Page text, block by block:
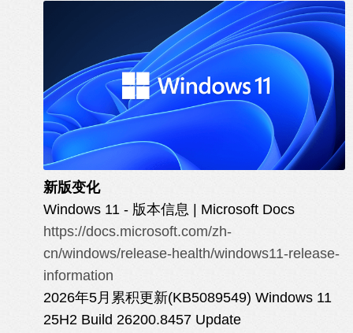
新版变化
Windows 11 - 版本信息 | Microsoft Docs
https://docs.microsoft.com/zh-
cn/windows/release-health/windows11-release-
information
2026年5月累积更新(KB5089549) Windows 11
25H2 Build 26200.8457 Update